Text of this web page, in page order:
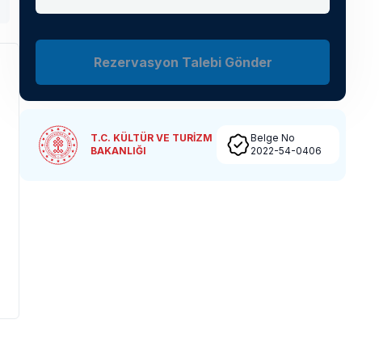
Rezervasyon Talebi Gönder
T.C. KÜLTÜR VE TURİZM
BAKANLIĞI
Belge No
2022-54-0406